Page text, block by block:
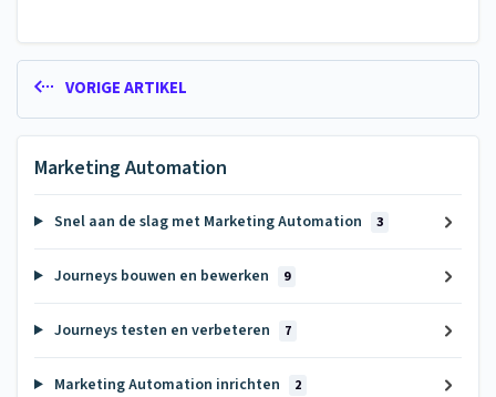
VORIGE ARTIKEL
Marketing Automation
Snel aan de slag met Marketing Automation 3
Journeys bouwen en bewerken 9
Journeys testen en verbeteren 7
Marketing Automation inrichten 2